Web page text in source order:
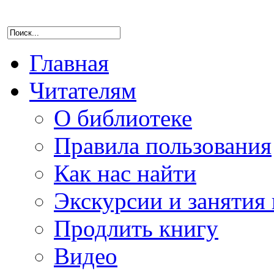
Главная
Читателям
О библиотеке
Правила пользования
Как нас найти
Экскурсии и занятия
Продлить книгу
Видео